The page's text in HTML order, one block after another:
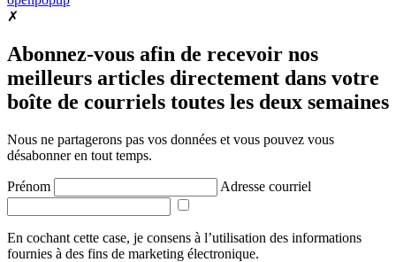
✗
Abonnez-vous afin de recevoir nos
meilleurs articles directement dans votre
boîte de courriels toutes les deux semaines
Nous ne partagerons pas vos données et vous pouvez vous
désabonner en tout temps.
Prénom Adresse courriel
En cochant cette case, je consens à l’utilisation des informations
fournies à des fins de marketing électronique.